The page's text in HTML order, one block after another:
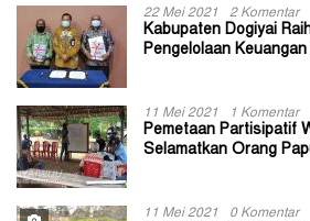
22 Mei 2021 2 Komentar
Kabupaten Dogiyai
Pengelolaan
11 Mei 2021 1 Komentar
Pemetaan Partisipatif
Selamatkan Orang
11 Mei 2021 0 Komentar